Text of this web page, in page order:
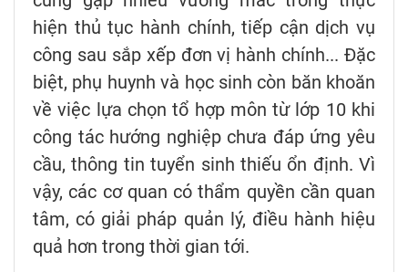
hiện thủ tục hành chính, tiếp cận dịch vụ
công sau sắp xếp đơn vị hành chính... Đặc
biệt, phụ huynh và học sinh còn băn khoăn
về việc lựa chọn tổ hợp môn từ lớp 10 khi
công tác hướng nghiệp chưa đáp ứng yêu
cầu, thông tin tuyển sinh thiếu ổn định. Vì
vậy, các cơ quan có thẩm quyền cần quan
tâm, có giải pháp quản lý, điều hành hiệu
quả hơn trong thời gian tới.